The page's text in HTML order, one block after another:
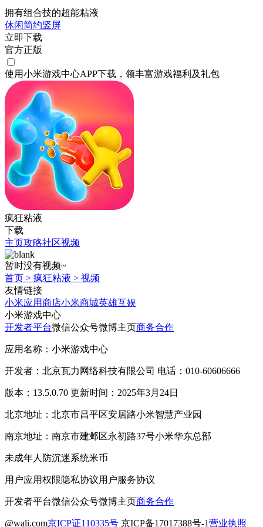
拥有组合技的超能粘液
休闲简约竖屏
立即下载
官方正版
使用小米游戏中心APP下载 ，领丰富游戏福利 及礼包
疯狂粘液
下载
主页攻略社区视频
暂时没有视频~
首页 > 疯狂粘液 > 视频
友情链接
小米应用商店小米商城英雄互娱
小米游戏中心
开发者平台微信公众号微博主页商务合作
应用名称：小米游戏中心
开发者：北京瓦力网络科技有限公司 电话：010-60606666
版本：13.5.0.70 更新时间：2025年3月24日
北京地址：北京市昌平区安居路小米智慧产业园
南京地址：南京市建邺区永初路37号小米华东总部
未成年人防沉迷系统米币
用户应用权限隐私协议用户服务协议
开发者平台微信公众号微博主页商务合作
@wali.com京ICP证110335号 京ICP备17017388号-1营业执照